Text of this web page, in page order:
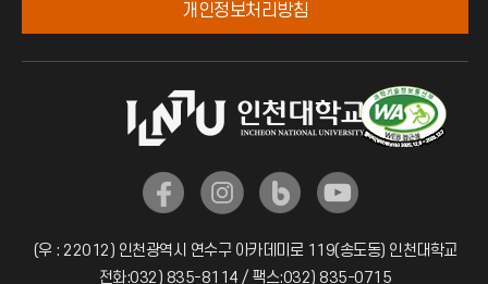
개인정보처리방침
(우 : 22012) 인천광역시 연수구 아카데미로 119(송도동) 인천대학교
전화:032) 835-8114 / 팩스:032) 835-0715